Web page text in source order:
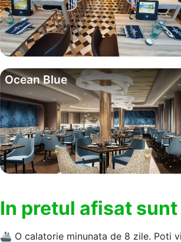
Ocean Blue
In pretul afisat
🚢 O calatorie minunata de 8 zile. Poti